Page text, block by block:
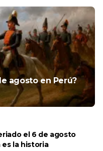
agosto en Perú?
el 6 de agosto
es la historia